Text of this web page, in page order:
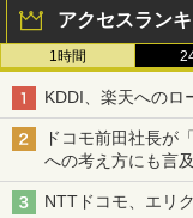
アクセスラン
1時間
KDDI、楽天へのロ
ドコモ前田社長が
への考え方にも言及
NTTドコモ、エリ